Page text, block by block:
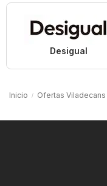
Desigual
Inicio Ofertas Viladecans